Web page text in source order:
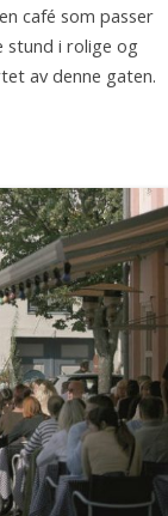
café som passer
stund i rolige og
av denne gaten.